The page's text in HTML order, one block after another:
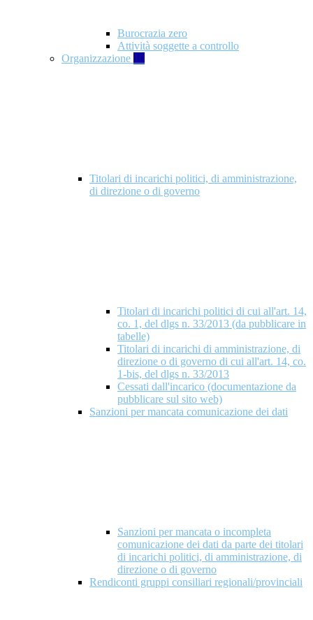
Burocrazia zero
Attività soggette a controllo
Organizzazione 10
Titolari di incarichi politici, di amministrazione,
di direzione o di governo
Titolari di incarichi politici di cui all'art. 14,
co. 1, del dlgs n. 33/2013 (da pubblicare in
tabelle)
Titolari di incarichi di amministrazione, di
direzione o di governo di cui all'art. 14, co.
1-bis, del dlgs n. 33/2013
Cessati dall'incarico (documentazione da
pubblicare sul sito web)
Sanzioni per mancata comunicazione dei dati
Sanzioni per mancata o incompleta
comunicazione dei dati da parte dei titolari
di incarichi politici, di amministrazione, di
direzione o di governo
Rendiconti gruppi consiliari regionali/provinciali